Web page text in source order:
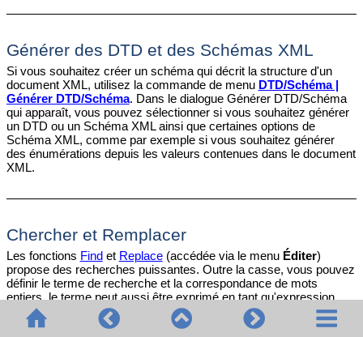
Générer des DTD et des Schémas XML
Si vous souhaitez créer un schéma qui décrit la structure d'un
document XML, utilisez la commande de menu DTD/Schéma |
Générer DTD/Schéma. Dans le dialogue Générer DTD/Schéma
qui apparaît, vous pouvez sélectionner si vous souhaitez générer
un DTD ou un Schéma XML ainsi que certaines options de
Schéma XML, comme par exemple si vous souhaitez générer
des énumérations depuis les valeurs contenues dans le document
XML.
Chercher et Remplacer
Les fonctions Findet Replace(accédée via le menu Éditer)
propose des recherches puissantes. Outre la casse, vous pouvez
définir le terme de recherche et la correspondance de mots
entiers, le terme peut aussi être exprimé en tant qu'expression
régulière. La plage de recherche peut se limiter à une sélection
dans le document et à des types de nœuds particuliers (
voir